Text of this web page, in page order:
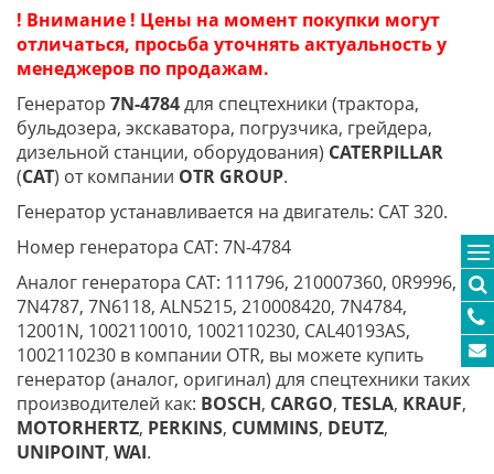
! Внимание ! Цены на момент покупки могут
отличаться, просьба уточнять актуальность у
менеджеров по продажам.
Генератор 7N-4784для спецтехники (трактора,
бульдозера, экскаватора, погрузчика, грейдера,
дизельной станции, оборудования) CATERPILLAR
(CAT) от компании OTR GROUP.
Генератор устанавливается на двигатель: CAT 320.
Номер генератора CAT: 7N-4784
Аналог генератора CAT: 111796, 210007360, 0R9996,
7N4787, 7N6118, ALN5215, 210008420, 7N4784,
12001N, 1002110010, 1002110230, CAL40193AS,
1002110230 в компании OTR, вы можете купить
генератор (аналог, оригинал) для спецтехники таких
производителей как: BOSCH, CARGO, TESLA, KRAUF,
MOTORHERTZ, PERKINS, CUMMINS, DEUTZ,
UNIPOINT, WAI.